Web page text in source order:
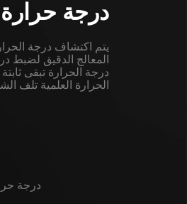
درجة
المعالج الدقيق لضبط
الحرارة العلمية تلف
درجة